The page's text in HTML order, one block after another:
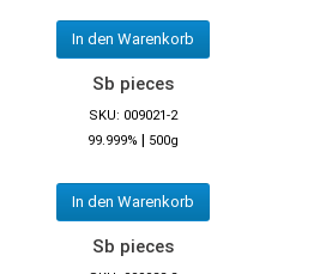
In den Warenkorb
Sb pieces
SKU: 009021-2
99.999% | 500g
In den Warenkorb
Sb pieces